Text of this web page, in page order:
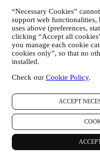
“Necessary Cookies”
support web functionalities,
uses above (preferences,
clicking “Accept all
you manage each cookie
cookies only”, so that no
installed.
Check our Cookie Policy.
ACCEPT
relatie met u, uw
gebruik van de Website,
of uw deelname aan
moeten we bepaalde
administratieve
contractuele relatie met
en controle, verificatie
veiligheid, beveiliging,
analyse. Af en toe
operationele redenen
om u een bevestiging
uw persoonsgegevens
beantwoorden die via
vereist om ons in staat
leveren. Wij kunnen